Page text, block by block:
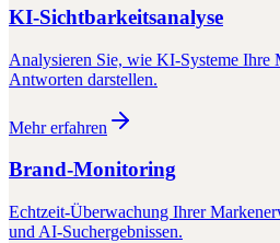
KI-Sichtbarkeitsanalyse
Analysieren Sie, wie KI-Systeme Ihre
Antworten darstellen.
Mehr erfahren
Brand-Monitoring
Echtzeit-Überwachung Ihrer
und AI-Suchergebnissen.